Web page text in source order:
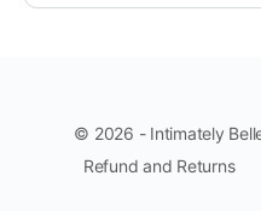
© 2026 - Intimately
Refund and Returns